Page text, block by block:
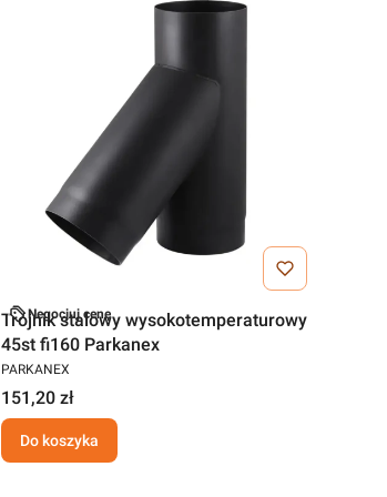
Negocjuj cenę
Trójnik stalowy wysokotemperaturowy
45st fi160 Parkanex
PARKANEX
151,20 zł
Do koszyka